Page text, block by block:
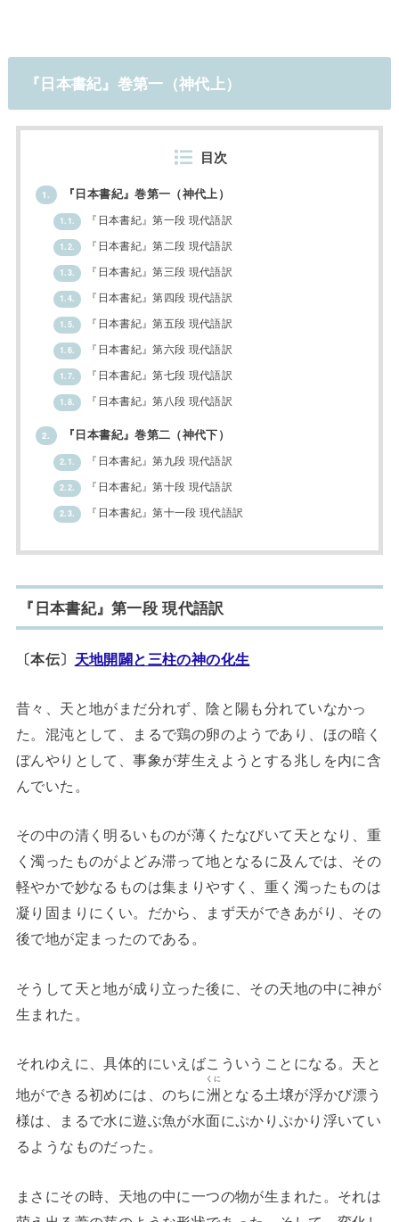
『日本書紀』巻第一（神代上）
目次
1. 『日本書紀』巻第一（神代上）
1.1. 『日本書紀』第一段 現代語訳
1.2. 『日本書紀』第二段 現代語訳
1.3. 『日本書紀』第三段 現代語訳
1.4. 『日本書紀』第四段 現代語訳
1.5. 『日本書紀』第五段 現代語訳
1.6. 『日本書紀』第六段 現代語訳
1.7. 『日本書紀』第七段 現代語訳
1.8. 『日本書紀』第八段 現代語訳
2. 『日本書紀』巻第二（神代下）
2.1. 『日本書紀』第九段 現代語訳
2.2. 『日本書紀』第十段 現代語訳
2.3. 『日本書紀』第十一段 現代語訳
『日本書紀』第一段 現代語訳
〔本伝〕 天地開闢と三柱の神の化生
昔々、天と地がまだ分れず、陰と陽も分れていなかっ
た。混沌として、まるで鶏の卵のようであり、ほの暗く
ぼんやりとして、事象が芽生えようとする兆しを内に含
んでいた。
その中の清く明るいものが薄くたなびいて天となり、重
く濁ったものがよどみ滞って地となるに及んでは、その
軽やかで妙なるものは集まりやすく、重く濁ったものは
凝り固まりにくい。だから、まず天ができあがり、その
後で地が定まったのである。
そうして天と地が成り立った後に、その天地の中に神が
生まれた。
それゆえに、具体的にいえばこういうことになる。天と
地ができる初めには、のちに洲
くに
となる土壌が浮かび漂う
様は、まるで水に遊ぶ魚が水面にぷかりぷかり浮いてい
るようなものだった。
まさにその時、天地の中に一つの物が生まれた。それは